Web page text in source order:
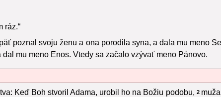
ráz.“
poznal svoju ženu a ona porodila syna, a dala mu meno
mu meno Enos. Vtedy sa začalo vzývať meno Pánovo.
Keď Boh stvoril Adama, urobil ho na Božiu podobu, 2